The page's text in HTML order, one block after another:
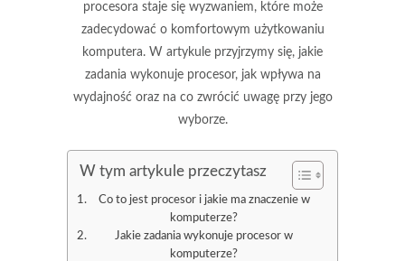
procesora staje się wyzwaniem, które może
zadecydować o komfortowym użytkowaniu
komputera. W artykule przyjrzymy się, jakie
zadania wykonuje procesor, jak wpływa na
wydajność oraz na co zwrócić uwagę przy jego
wyborze.
W tym artykule przeczytasz
Co to jest procesor i jakie ma znaczenie w
komputerze?
Jakie zadania wykonuje procesor w
komputerze?